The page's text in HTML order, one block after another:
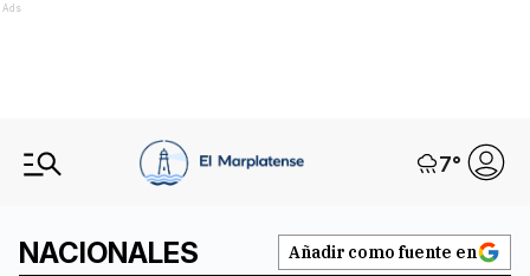
Ads
7°
NACIONALES Añadir como fuente en